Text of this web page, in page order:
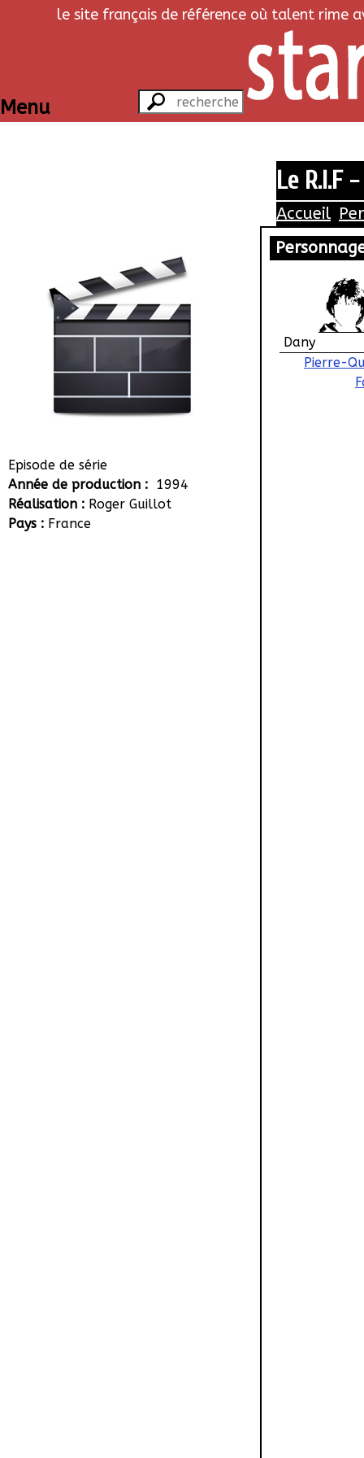
le site français de référence où talent rime
Menu
Episode de série
Année de production : 1994
Réalisation : Roger Guillot
Pays : France
Le R.I.F
Accueil
Dany
Pierre-